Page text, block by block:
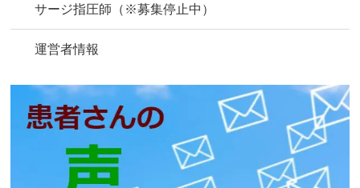
サージ指圧師（※募集停止中）
運営者情報